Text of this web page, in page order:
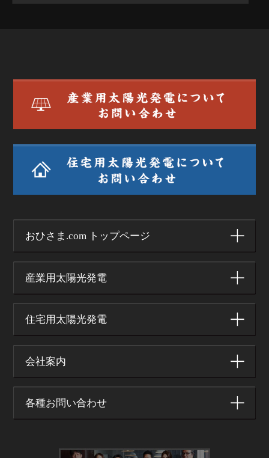
おひさま.com トップページ
産業用太陽光発電
住宅用太陽光発電
会社案内
各種お問い合わせ